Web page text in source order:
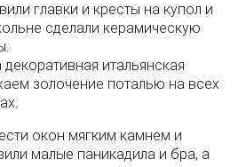
главки и кресты на купол и
сделали керамическую
итальянская
золочение поталью на всех
окон мягким камнем и
малые паникадила и бра, а